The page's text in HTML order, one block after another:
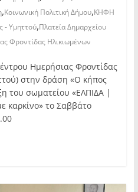
,Κοινωνική Πολιτική Δήμου,ΚΗΦΗ
- Υμηττού,Πλατεία Δημαρχείου
Φροντίδας Ηλικιωμένων
Ημερήσιας Φροντίδας
στην δράση «Ο κήπος
του σωματείου «ΕΛΠΙΔΑ |
καρκίνο» το Σαββάτο